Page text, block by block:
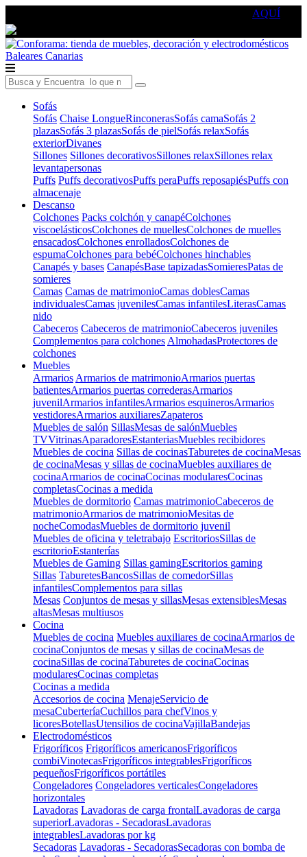
AQUÍ
Baleares Canarias
Sofás
Sofás Chaise LongueRinconerasSofás camaSofás 2
plazasSofás 3 plazasSofás de pielSofás relaxSofás
exteriorDivanes
Sillones Sillones decorativosSillones relaxSillones relax
levantapersonas
Puffs Puffs decorativosPuffs peraPuffs reposapiésPuffs con
almacenaje
Descanso
Colchones Packs colchón y canapéColchones
viscoelásticosColchones de muellesColchones de muelles
ensacadosColchones enrolladosColchones de
espumaColchones para bebéColchones hinchables
Canapés y bases CanapésBase tapizadasSomieresPatas de
somieres
Camas Camas de matrimonioCamas doblesCamas
individualesCamas juvenilesCamas infantilesLiterasCamas
nido
Cabeceros Cabeceros de matrimonioCabeceros juveniles
Complementos para colchones AlmohadasProtectores de
colchones
Muebles
Armarios Armarios de matrimonioArmarios puertas
batientesArmarios puertas correderasArmarios
juvenilArmarios infantilesArmarios esquinerosArmarios
vestidoresArmarios auxiliaresZapateros
Muebles de salón SillasMesas de salónMuebles
TVVitrinasAparadoresEstanteriasMuebles recibidores
Muebles de cocina Sillas de cocinasTaburetes de cocinaMesas
de cocinaMesas y sillas de cocinaMuebles auxiliares de
cocinaArmarios de cocinaCocinas modularesCocinas
completasCocinas a medida
Muebles de dormitorio Camas matrimonioCabeceros de
matrimonioArmarios de matrimonioMesitas de
nocheComodasMuebles de dormitorio juvenil
Muebles de oficina y teletrabajo EscritoriosSillas de
escritorioEstanterías
Muebles de Gaming Sillas gamingEscritorios gaming
Sillas TaburetesBancosSillas de comedorSillas
infantilesComplementos para sillas
Mesas Conjuntos de mesas y sillasMesas extensiblesMesas
altasMesas multiusos
Cocina
Muebles de cocina Muebles auxiliares de cocinaArmarios de
cocinaConjuntos de mesas y sillas de cocinaMesas de
cocinaSillas de cocinaTaburetes de cocinaCocinas
modularesCocinas completas
Cocinas a medida
Accesorios de cocina MenajeServicio de
mesaCuberteríaCuchillos para chefVinos y
licoresBotellasUtensilios de cocinaVajillaBandejas
Electrodomésticos
Frigoríficos Frigoríficos americanosFrigoríficos
combiVinotecasFrigoríficos integrablesFrigoríficos
pequeñosFrigoríficos portátiles
Congeladores Congeladores verticalesCongeladores
horizontales
Lavadoras Lavadoras de carga frontalLavadoras de carga
superiorLavadoras - SecadorasLavadoras
integrablesLavadoras por kg
Secadoras Lavadoras - SecadorasSecadoras con bomba de